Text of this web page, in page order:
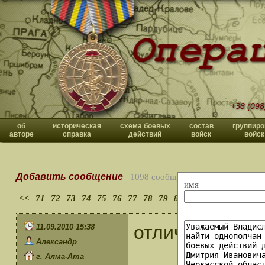
+38
об
авторе
историческая
справка
схема боевых
действий
состав
войск
войск
имя
Добавить сообщение 1098 сообщений
<< 71 72 73 74 75 76 77 78 79 80
11.09.2010 15:38
Александр
г. Алма-Ата
отличный